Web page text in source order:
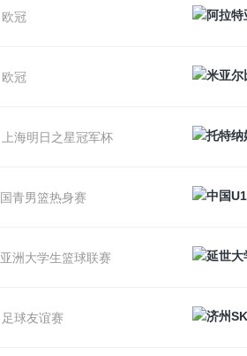
欧冠
欧冠
上海明日之星冠军杯
国青男篮热身赛
亚洲大学生篮球联赛
足球友谊赛